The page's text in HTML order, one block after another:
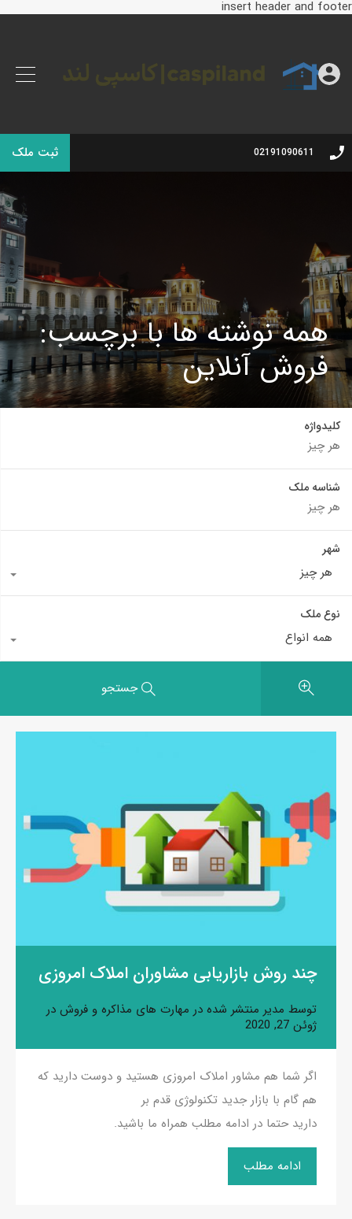
insert header and footer
02191090611 ثبت ملک
همه نوشته ها با برچسب:
فروش آنلاین
کلیدواژه
شناسه ملک
شهر
هر چیز
نوع ملک
همه انواع
جستجو
چند روش بازاریابی مشاوران املاک امروزی
توسط مدیر منتشر شده در مهارت های مذاکره و فروش در
ژوئن 27, 2020
اگر شما هم مشاور املاک امروزی هستید و دوست دارید که
هم گام با بازار جدید تکنولوژی قدم بر
دارید حتما در ادامه مطلب همراه ما باشید.
ادامه مطلب